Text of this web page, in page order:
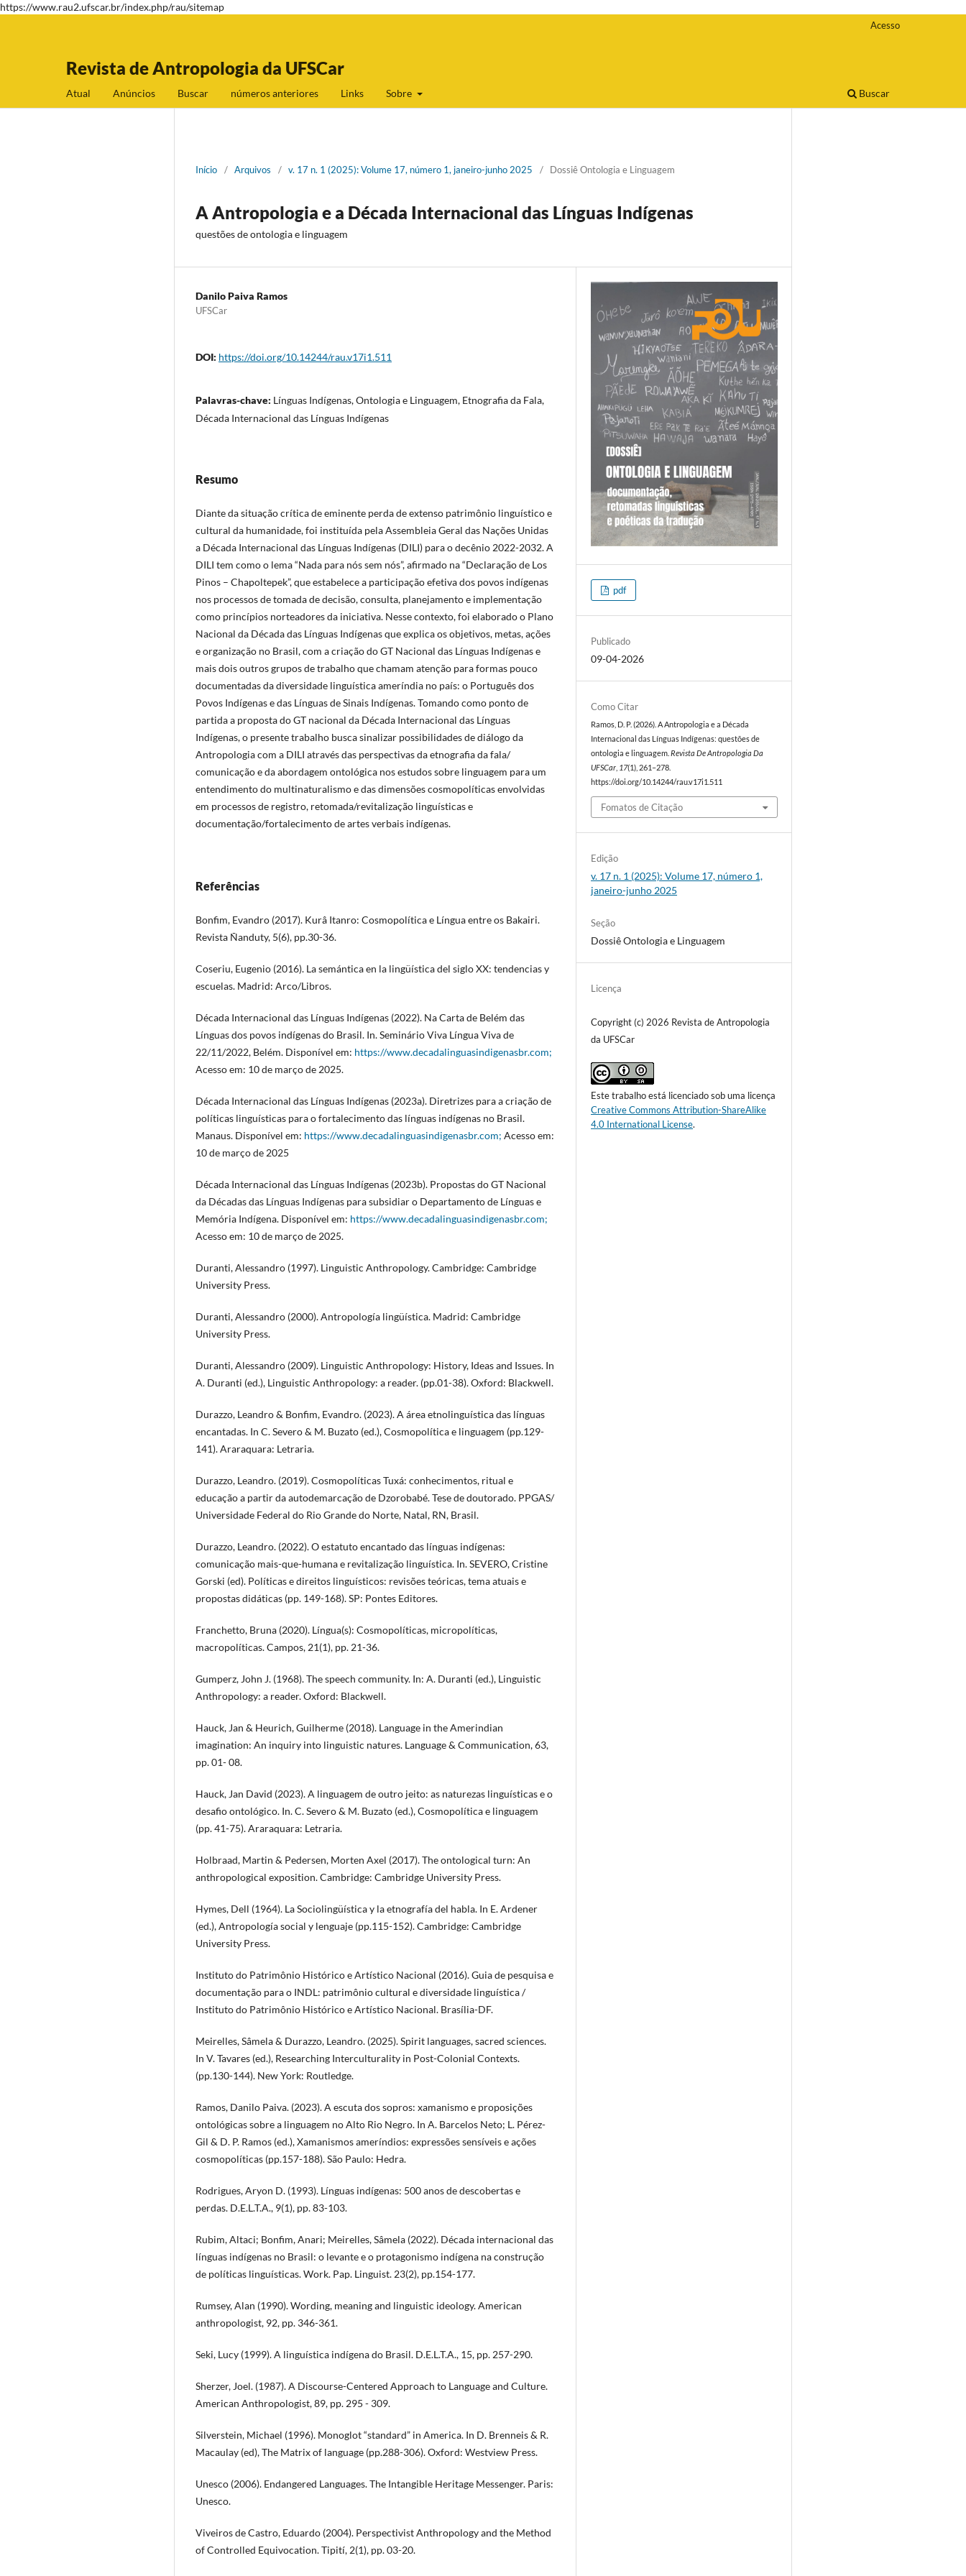
https://www.rau2.ufscar.br/index.php/rau/sitemap
Revista de Antropologia da UFSCar
Atual Anúncios Buscar números anteriores Links Sobre Buscar
Acesso
Início / Arquivos / v. 17 n. 1 (2025): Volume 17, número 1, janeiro-junho 2025 / Dossiê Ontologia e Linguagem
A Antropologia e a Década Internacional das Línguas Indígenas
questões de ontologia e linguagem
Danilo Paiva Ramos
UFSCar
DOI: https://doi.org/10.14244/rau.v17i1.511
Palavras-chave: Línguas Indígenas, Ontologia e Linguagem, Etnografia da Fala,
Década Internacional das Línguas Indígenas
Resumo
Diante da situação crítica de eminente perda de extenso patrimônio linguístico e
cultural da humanidade, foi instituída pela Assembleia Geral das Nações Unidas
a Década Internacional das Línguas Indígenas (DILI) para o decênio 2022-2032. A
DILI tem como o lema “Nada para nós sem nós”, afirmado na “Declaração de Los
Pinos – Chapoltepek”, que estabelece a participação efetiva dos povos indígenas
nos processos de tomada de decisão, consulta, planejamento e implementação
como princípios norteadores da iniciativa. Nesse contexto, foi elaborado o Plano
Nacional da Década das Línguas Indígenas que explica os objetivos, metas, ações
e organização no Brasil, com a criação do GT Nacional das Línguas Indígenas e
mais dois outros grupos de trabalho que chamam atenção para formas pouco
documentadas da diversidade linguística ameríndia no país: o Português dos
Povos Indígenas e das Línguas de Sinais Indígenas. Tomando como ponto de
partida a proposta do GT nacional da Década Internacional das Línguas
Indígenas, o presente trabalho busca sinalizar possibilidades de diálogo da
Antropologia com a DILI através das perspectivas da etnografia da fala/
comunicação e da abordagem ontológica nos estudos sobre linguagem para um
entendimento do multinaturalismo e das dimensões cosmopolíticas envolvidas
em processos de registro, retomada/revitalização linguísticas e
documentação/fortalecimento de artes verbais indígenas.
Referências
Bonfim, Evandro (2017). Kurâ Itanro: Cosmopolítica e Língua entre os Bakairi.
Revista Ñanduty, 5(6), pp.30-36.
Coseriu, Eugenio (2016). La semántica en la lingüística del siglo XX: tendencias y
escuelas. Madrid: Arco/Libros.
Década Internacional das Línguas Indígenas (2022). Na Carta de Belém das
Línguas dos povos indígenas do Brasil. In. Seminário Viva Língua Viva de
22/11/2022, Belém. Disponível em: https://www.decadalinguasindigenasbr.com;
Acesso em: 10 de março de 2025.
Década Internacional das Línguas Indígenas (2023a). Diretrizes para a criação de
políticas linguísticas para o fortalecimento das línguas indígenas no Brasil.
Manaus. Disponível em: https://www.decadalinguasindigenasbr.com; Acesso em:
10 de março de 2025
Década Internacional das Línguas Indígenas (2023b). Propostas do GT Nacional
da Décadas das Línguas Indígenas para subsidiar o Departamento de Línguas e
Memória Indígena. Disponível em: https://www.decadalinguasindigenasbr.com;
Acesso em: 10 de março de 2025.
Duranti, Alessandro (1997). Linguistic Anthropology. Cambridge: Cambridge
University Press.
Duranti, Alessandro (2000). Antropología lingüística. Madrid: Cambridge
University Press.
Duranti, Alessandro (2009). Linguistic Anthropology: History, Ideas and Issues. In
A. Duranti (ed.), Linguistic Anthropology: a reader. (pp.01-38). Oxford: Blackwell.
Durazzo, Leandro & Bonfim, Evandro. (2023). A área etnolinguística das línguas
encantadas. In C. Severo & M. Buzato (ed.), Cosmopolítica e linguagem (pp.129-
141). Araraquara: Letraria.
Durazzo, Leandro. (2019). Cosmopolíticas Tuxá: conhecimentos, ritual e
educação a partir da autodemarcação de Dzorobabé. Tese de doutorado. PPGAS/
Universidade Federal do Rio Grande do Norte, Natal, RN, Brasil.
Durazzo, Leandro. (2022). O estatuto encantado das línguas indígenas:
comunicação mais-que-humana e revitalização linguística. In. SEVERO, Cristine
Gorski (ed). Políticas e direitos linguísticos: revisões teóricas, tema atuais e
propostas didáticas (pp. 149-168). SP: Pontes Editores.
Franchetto, Bruna (2020). Língua(s): Cosmopolíticas, micropolíticas,
macropolíticas. Campos, 21(1), pp. 21-36.
Gumperz, John J. (1968). The speech community. In: A. Duranti (ed.), Linguistic
Anthropology: a reader. Oxford: Blackwell.
Hauck, Jan & Heurich, Guilherme (2018). Language in the Amerindian
imagination: An inquiry into linguistic natures. Language & Communication, 63,
pp. 01- 08.
Hauck, Jan David (2023). A linguagem de outro jeito: as naturezas linguísticas e o
desafio ontológico. In. C. Severo & M. Buzato (ed.), Cosmopolítica e linguagem
(pp. 41-75). Araraquara: Letraria.
Holbraad, Martin & Pedersen, Morten Axel (2017). The ontological turn: An
anthropological exposition. Cambridge: Cambridge University Press.
Hymes, Dell (1964). La Sociolingüística y la etnografía del habla. In E. Ardener
(ed.), Antropología social y lenguaje (pp.115-152). Cambridge: Cambridge
University Press.
Instituto do Patrimônio Histórico e Artístico Nacional (2016). Guia de pesquisa e
documentação para o INDL: patrimônio cultural e diversidade linguística /
Instituto do Patrimônio Histórico e Artístico Nacional. Brasília-DF.
Meirelles, Sâmela & Durazzo, Leandro. (2025). Spirit languages, sacred sciences.
In V. Tavares (ed.), Researching Interculturality in Post-Colonial Contexts.
(pp.130-144). New York: Routledge.
Ramos, Danilo Paiva. (2023). A escuta dos sopros: xamanismo e proposições
ontológicas sobre a linguagem no Alto Rio Negro. In A. Barcelos Neto; L. Pérez-
Gil & D. P. Ramos (ed.), Xamanismos ameríndios: expressões sensíveis e ações
cosmopolíticas (pp.157-188). São Paulo: Hedra.
Rodrigues, Aryon D. (1993). Línguas indígenas: 500 anos de descobertas e
perdas. D.E.L.T.A., 9(1), pp. 83-103.
Rubim, Altaci; Bonfim, Anari; Meirelles, Sâmela (2022). Década internacional das
línguas indígenas no Brasil: o levante e o protagonismo indígena na construção
de políticas linguísticas. Work. Pap. Linguist. 23(2), pp.154-177.
Rumsey, Alan (1990). Wording, meaning and linguistic ideology. American
anthropologist, 92, pp. 346-361.
Seki, Lucy (1999). A linguística indígena do Brasil. D.E.L.T.A., 15, pp. 257-290.
Sherzer, Joel. (1987). A Discourse-Centered Approach to Language and Culture.
American Anthropologist, 89, pp. 295 - 309.
Silverstein, Michael (1996). Monoglot “standard” in America. In D. Brenneis & R.
Macaulay (ed), The Matrix of language (pp.288-306). Oxford: Westview Press.
Unesco (2006). Endangered Languages. The Intangible Heritage Messenger. Paris:
Unesco.
Viveiros de Castro, Eduardo (2004). Perspectivist Anthropology and the Method
of Controlled Equivocation. Tipití, 2(1), pp. 03-20.
pdf
Publicado
09-04-2026
Como Citar
Ramos, D. P. (2026). A Antropologia e a Década
Internacional das Línguas Indígenas: questões de
ontologia e linguagem.Revista De Antropologia Da
UFSCar 17(1), 261–278.
https://doi.org/10.14244/rau.v17i1.511
Fomatos de Citação
Edição
v. 17 n. 1 (2025): Volume 17, número 1,
janeiro-junho 2025
Seção
Dossiê Ontologia e Linguagem
Licença
Copyright (c) 2026 Revista de Antropologia
da UFSCar
Este trabalho está licenciado sob uma licença
Creative Commons Attribution-ShareAlike
4.0 International License.